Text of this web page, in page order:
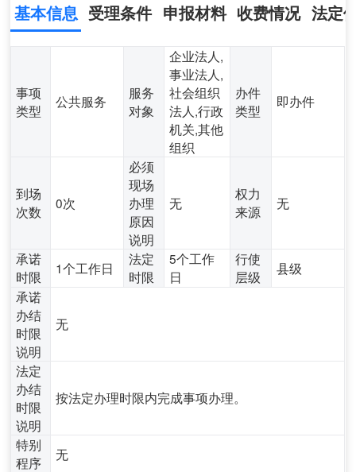
基本信息 受理条件 申报材料 收费情况 法定
事项
类型
公共服务
服务
对象
企业法人,
事业法人,
社会组织
法人,行政
机关,其他
组织
办件
类型
即办件
到场
次数
0次
必须
现场
办理
原因
说明
无
权力
来源
无
承诺
时限
1个工作日
法定
时限
5个工作
日
行使
层级
县级
承诺
办结
时限
说明
无
法定
办结
时限
说明
按法定办理时限内完成事项办理。
特别
程序
无